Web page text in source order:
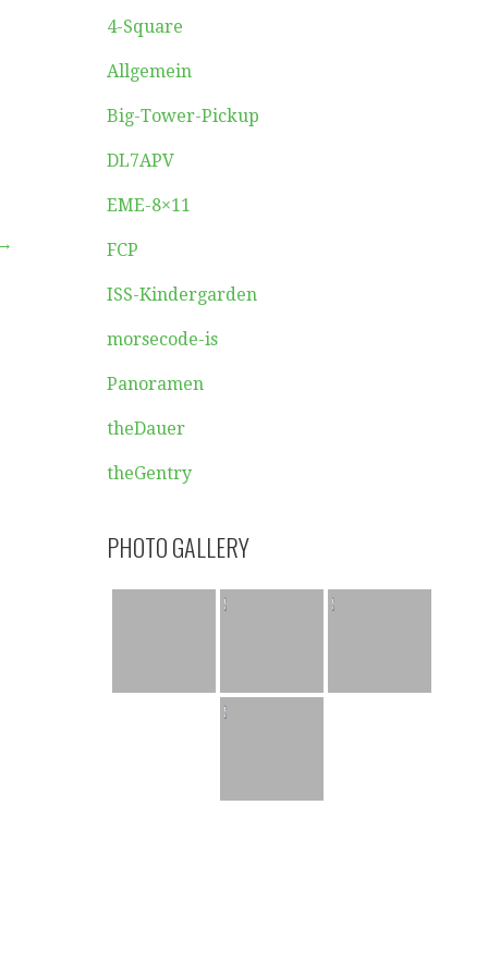
4-Square
Allgemein
Big-Tower-Pickup
DL7APV
EME-8×11
FCP
ISS-Kindergarden
morsecode-is
Panoramen
theDauer
theGentry
PHOTO GALLERY